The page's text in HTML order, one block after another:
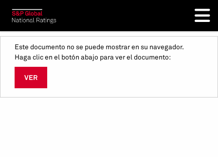
Este documento no se puede mostrar en su navegador.
Haga clic en el botón abajo para ver el documento:
VER